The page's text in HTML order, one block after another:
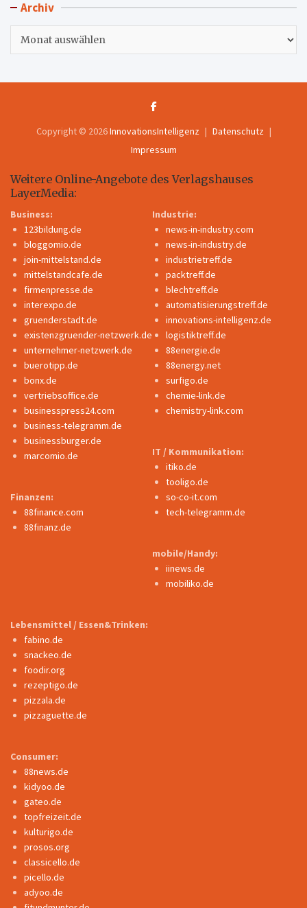
Archiv
Copyright © 2026InnovationsIntelligenz
Datenschutz
Impressum
Weitere Online-Angebote des Verlagshauses
LayerMedia:
Business:
123bildung.de
bloggomio.de
join-mittelstand.de
mittelstandcafe.de
firmenpresse.de
interexpo.de
gruenderstadt.de
existenzgruender-netzwerk.de
unternehmer-netzwerk.de
buerotipp.de
bonx.de
vertriebsoffice.de
businesspress24.com
business-telegramm.de
businessburger.de
marcomio.de
Finanzen:
88finance.com
88finanz.de
Industrie:
news-in-industry.com
news-in-industry.de
industrietreff.de
packtreff.de
blechtreff.de
automatisierungstreff.de
innovations-intelligenz.de
logistiktreff.de
88energie.de
88energy.net
surfigo.de
chemie-link.de
chemistry-link.com
IT / Kommunikation:
itiko.de
tooligo.de
so-co-it.com
tech-telegramm.de
mobile/Handy:
iinews.de
mobiliko.de
Lebensmittel / Essen&Trinken:
fabino.de
snackeo.de
foodir.org
rezeptigo.de
pizzala.de
pizzaguette.de
Consumer:
88news.de
kidyoo.de
gateo.de
topfreizeit.de
kulturigo.de
prosos.org
classicello.de
picello.de
adyoo.de